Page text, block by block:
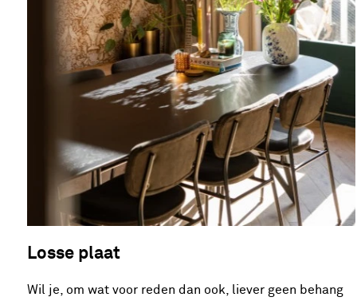
Losse plaat
Wil je, om wat voor reden dan ook, liever geen behang